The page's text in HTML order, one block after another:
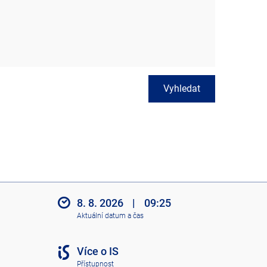
Vyhledat
8. 8. 2026 | 09:25
Aktuální datum a čas
Více o IS
Přístupnost